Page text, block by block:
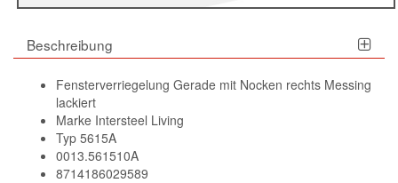
Beschreibung
Fensterverriegelung Gerade mit Nocken rechts Messing
lackiert
Marke Intersteel Living
Typ 5615A
0013.561510A
8714186029589